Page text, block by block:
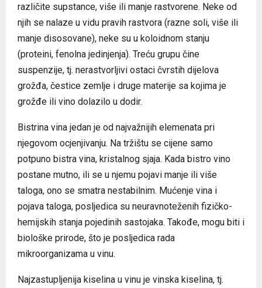
različite supstance, više ili manje rastvorene. Neke od
njih se nalaze u vidu pravih rastvora (razne soli, više ili
manje disosovane), neke su u koloidnom stanju
(proteini, fenolna jedinjenja). Treću grupu čine
suspenzije, tj. nerastvorljivi ostaci čvrstih dijelova
grožđa, čestice zemlje i druge materije sa kojima je
grožđe ili vino dolazilo u dodir.
Bistrina vina jedan je od najvažnijih elemenata pri
njegovom ocjenjivanju. Na tržištu se cijene samo
potpuno bistra vina, kristalnog sjaja. Kada bistro vino
postane mutno, ili se u njemu pojavi manje ili više
taloga, ono se smatra nestabilnim. Mućenje vina i
pojava taloga, posljedica su neuravnoteženih fizičko-
hemijskih stanja pojedinih sastojaka. Takođe, mogu biti i
biološke prirode, što je posljedica rada
mikroorganizama u vinu.
Najzastupljenija kiselina u vinu je vinska kiselina, tj.